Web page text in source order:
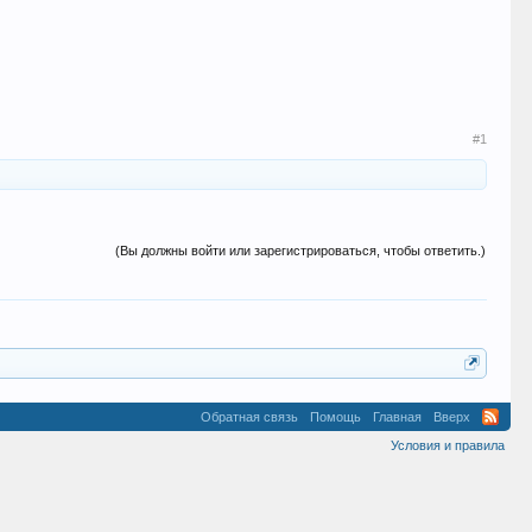
#1
(Вы должны войти или зарегистрироваться, чтобы ответить.)
Обратная связь Помощь Главная
Вверх
Условия и правила